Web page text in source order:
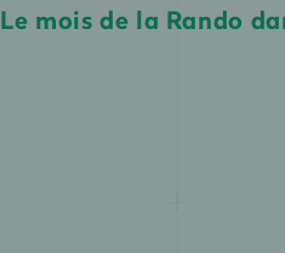
Le mois de la Rando